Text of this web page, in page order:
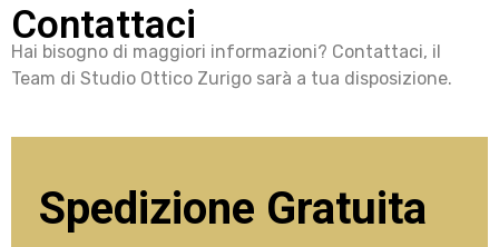
Contattaci
Hai bisogno di maggiori informazioni? Contattaci, il
Team di Studio Ottico Zurigo sarà a tua disposizione.
Spedizione Gratuita